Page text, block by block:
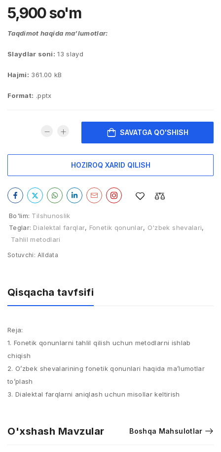
5,900so'm
Taqdimot haqida ma’lumotlar:
Slaydlar soni: 13 slayd
Hajmi: 361.00 kB
Format: .pptx
SAVATGA QO'SHISH
HOZIROQ XARID QILISH
Bo'lim: Tilshunoslik
Teglar: Dialektal farqlar, Fonetik qonunlar, O'zbek shevalari,
Tahlil metodlari
Sotuvchi: Alldata
Qisqacha tavfsifi
Reja:​
1. Fonetik qonunlarni tahlil qilish uchun metodlarni ishlab
chiqish ​
2. O’zbek shevalarining fonetik qonunlari haqida ma’lumotlar
to’plash ​
3. Dialektal farqlarni aniqlash uchun misollar keltirish
O'xshash Mavzular Boshqa Mahsulotlar